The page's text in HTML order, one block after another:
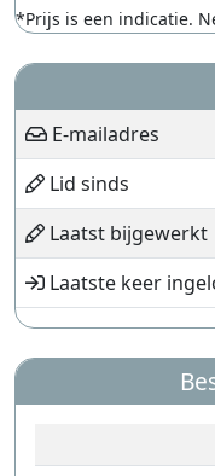
*Prijs is een indicatie.
E-mailadres
Lid sinds
Laatst bijgewerkt
Laatste keer